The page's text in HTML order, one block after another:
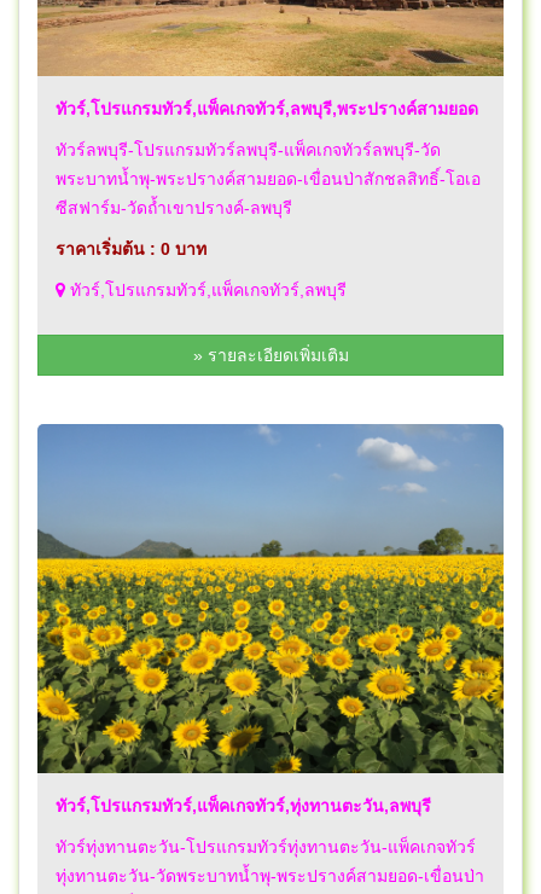
ทัวร์,โปรแกรมทัวร์,แพ็คเกจทัวร์,ลพบุรี,พระปรางค์สามยอด
ทัวร์ลพบุรี-โปรแกรมทัวร์ลพบุรี-แพ็คเกจทัวร์ลพบุรี-วัด
พระบาทน้ำพุ-พระปรางค์สามยอด-เขื่อนป่าสักชลสิทธิ์-โอเอ
ซีสฟาร์ม-วัดถ้ำเขาปรางค์-ลพบุรี
ราคาเริ่มต้น : 0 บาท
ทัวร์,โปรแกรมทัวร์,แพ็คเกจทัวร์,ลพบุรี
» รายละเอียดเพิ่มเติม
ทัวร์,โปรแกรมทัวร์,แพ็คเกจทัวร์,ทุ่งทานตะวัน,ลพบุรี
ทัวร์ทุ่งทานตะวัน-โปรแกรมทัวร์ทุ่งทานตะวัน-แพ็คเกจทัวร์
ทุ่งทานตะวัน-วัดพระบาทน้ำพุ-พระปรางค์สามยอด-เขื่อนป่า